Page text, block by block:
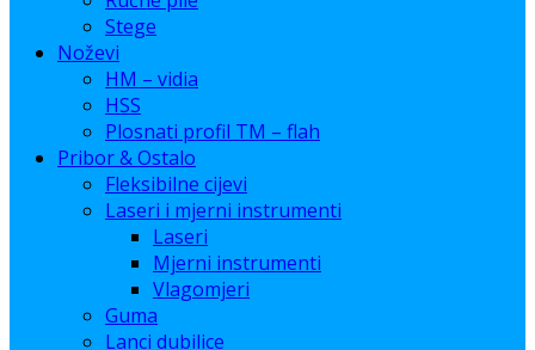
Stege
Noževi
HM – vidia
HSS
Plosnati profil TM – flah
Pribor & Ostalo
Fleksibilne cijevi
Laseri i mjerni instrumenti
Laseri
Mjerni instrumenti
Vlagomjeri
Guma
Lanci dubilice